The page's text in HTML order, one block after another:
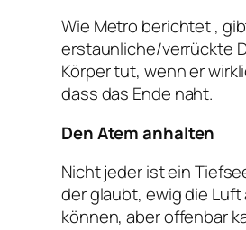
Wie Metro berichtet ,
erstaunliche/verrückte
Körper tut, wenn er
dass das Ende naht.
Den Atem anhalten
Nicht jeder ist ein
der glaubt, ewig die
können, aber offenbar